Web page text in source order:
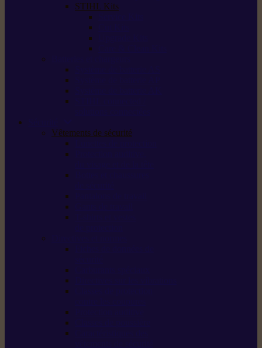
STIHL Kits
Vêtements de sécurité